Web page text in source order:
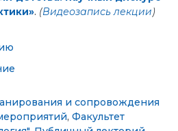
. (Видеозапись лекции)
и сопровождения
, Факультет